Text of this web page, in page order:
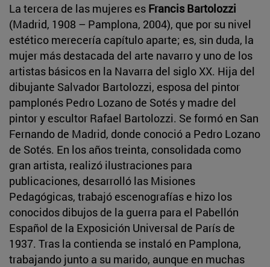
La tercera de las mujeres es Francis Bartolozzi
(Madrid, 1908 – Pamplona, 2004), que por su nivel
estético merecería capítulo aparte; es, sin duda, la
mujer más destacada del arte navarro y uno de los
artistas básicos en la Navarra del siglo XX. Hija del
dibujante Salvador Bartolozzi, esposa del pintor
pamplonés Pedro Lozano de Sotés y madre del
pintor y escultor Rafael Bartolozzi. Se formó en San
Fernando de Madrid, donde conoció a Pedro Lozano
de Sotés. En los años treinta, consolidada como
gran artista, realizó ilustraciones para
publicaciones, desarrolló las Misiones
Pedagógicas, trabajó escenografías e hizo los
conocidos dibujos de la guerra para el Pabellón
Español de la Exposición Universal de París de
1937. Tras la contienda se instaló en Pamplona,
trabajando junto a su marido, aunque en muchas